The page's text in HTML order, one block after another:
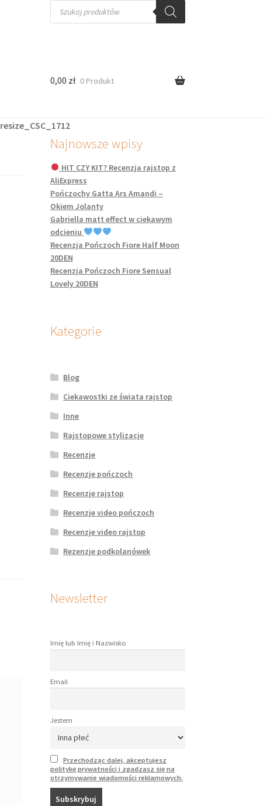
Wyszukiwarka
produktów
0,00 zł 0 Produkt
resize_CSC_1712
Najnowsze wpisy
HIT CZY KIT? Recenzja rajstop z
AliExpress
Pończochy Gatta Ars Amandi –
Okiem Jolanty
Gabriella matt effect w ciekawym
odcieniu
Recenzja Pończoch Fiore Half Moon
20DEN
Recenzja Pończoch Fiore Sensual
Lovely 20DEN
Kategorie
Blog
Ciekawostki ze świata rajstop
Inne
Rajstopowe stylizacje
Recenzje
Recenzje pończoch
Recenzje rajstop
Recenzje video pończoch
Recenzje video rajstop
Rezenzje podkolanówek
Newsletter
Imię lub Imię i Nazwisko
Email
Jestem
Przechodząc dalej, akceptujesz
politykę prywatności i zgadzasz się na
otrzymywanie wiadomości reklamowych.